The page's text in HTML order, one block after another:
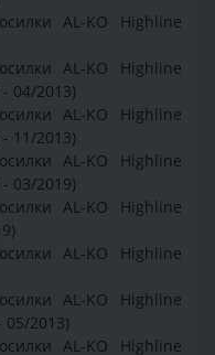
AL-KO Highline
AL-KO Highline
04/2013)
AL-KO Highline
11/2013)
AL-KO Highline
03/2019)
AL-KO Highline
AL-KO Highline
AL-KO Highline
05/2013)
AL-KO Highline